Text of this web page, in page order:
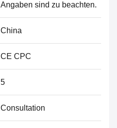
Angaben sind zu beachten.
China
CE CPC
5
Consultation